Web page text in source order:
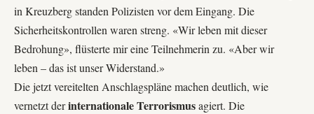
in Kreuzberg standen Polizisten vor dem Eingang. Die
Sicherheitskontrollen waren streng. «Wir leben mit dieser
Bedrohung», flüsterte mir eine Teilnehmerin zu. «Aber wir
leben – das ist unser Widerstand.»
Die jetzt vereitelten Anschlagspläne machen deutlich, wie
vernetzt derinternationale Terrorismusagiert. Die